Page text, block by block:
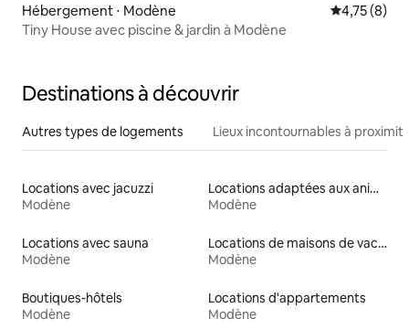
Hébergement ⋅ Modène Évaluation
4,75 (8)
Tiny House avec piscine & jardin à Modène
Destinations à découvrir
Autres types de logements Lieux incontournables à
Locations avec jacuzzi
Modène
Locations adaptées aux animaux
Modène
Locations avec sauna
Modène
Locations de maisons de vacances
Modène
Boutiques-hôtels
Modène
Locations d'appartements
Modène